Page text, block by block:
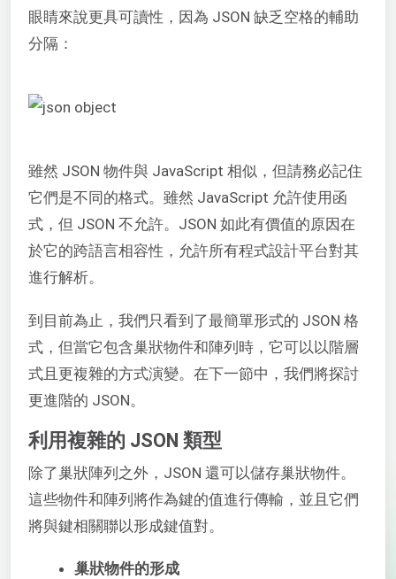
眼睛來說更具可讀性，因為 JSON 缺乏空格的輔助
分隔：
雖然 JSON 物件與 JavaScript 相似，但請務必記住
它們是不同的格式。雖然 JavaScript 允許使用函
式，但 JSON 不允許。JSON 如此有價值的原因在
於它的跨語言相容性，允許所有程式設計平台對其
進行解析。
到目前為止，我們只看到了最簡單形式的 JSON 格
式，但當它包含巢狀物件和陣列時，它可以以階層
式且更複雜的方式演變。在下一節中，我們將探討
更進階的 JSON。
利用複雜的 JSON 類型
除了巢狀陣列之外，JSON 還可以儲存巢狀物件。
這些物件和陣列將作為鍵的值進行傳輸，並且它們
將與鍵相關聯以形成鍵值對。
巢狀物件的形成